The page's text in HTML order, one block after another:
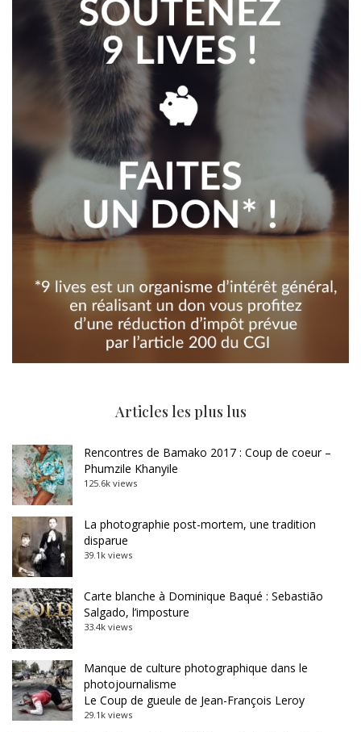
Articles les plus lus
Rencontres de Bamako 2017 : Coup de coeur –
Phumzile Khanyile
125.6k views
La photographie post-mortem, une tradition
disparue
39.1k views
Carte blanche à Dominique Baqué : Sebastião
Salgado, l’imposture
33.4k views
Manque de culture photographique dans le
photojournalisme
Le Coup de gueule de Jean-François Leroy
29.1k views